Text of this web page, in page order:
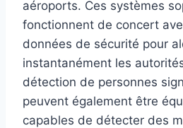
aéroports. Ces systèmes
fonctionnent de concert
données de sécurité pour
instantanément les
détection de personnes
peuvent également être
capables de détecter des